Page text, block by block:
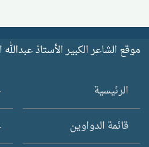
موقع الشاعر الكبير الأستاذ
الرئيسية
قائمة الدواوين